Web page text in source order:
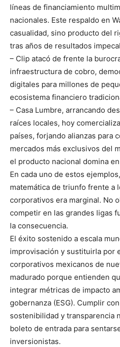
líneas de financiamiento
nacionales. Este respaldo en
casualidad, sino producto del
tras años de resultados
– Clip atacó de frente la
infraestructura de cobro,
digitales para millones de
ecosistema financiero
– Casa Lumbre, arrancando
raíces locales, hoy
países, forjando alianzas para
mercados más exclusivos del
el producto nacional domina
En cada uno de estos
matemática de triunfo frente a
corporativos era marginal. No
competir en las grandes ligas
la consecuencia.
El éxito sostenido a escala
improvisación y sustituirla por
corporativos mexicanos de
madurado porque entienden
integrar métricas de impacto
gobernanza (ESG). Cumplir
sostenibilidad y transparencia
boleto de entrada para
inversionistas.